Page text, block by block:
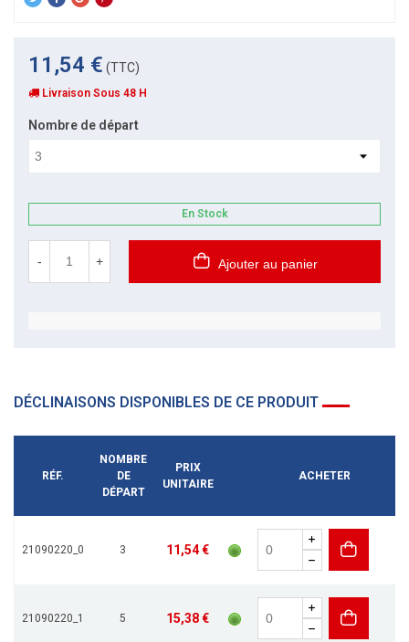
11,54 € (TTC)
Livraison Sous 48 H
Nombre de départ
En Stock
- + Ajouter au panier
DÉCLINAISONS DISPONIBLES DE CE PRODUIT
RÉF.
NOMBRE
DE
DÉPART
PRIX
UNITAIRE
ACHETER
21090220_0 3 11,54 €
21090220_1 5 15,38 €